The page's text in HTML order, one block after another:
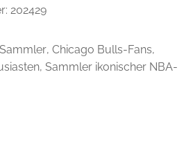
202429
Chicago Bulls-Fans,
Sammler ikonischer NBA-